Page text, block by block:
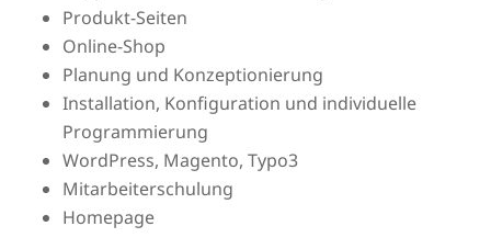
Produkt-Seiten
Online-Shop
Planung und Konzeptionierung
Installation, Konfiguration und individuelle
Programmierung
WordPress, Magento, Typo3
Mitarbeiterschulung
Homepage